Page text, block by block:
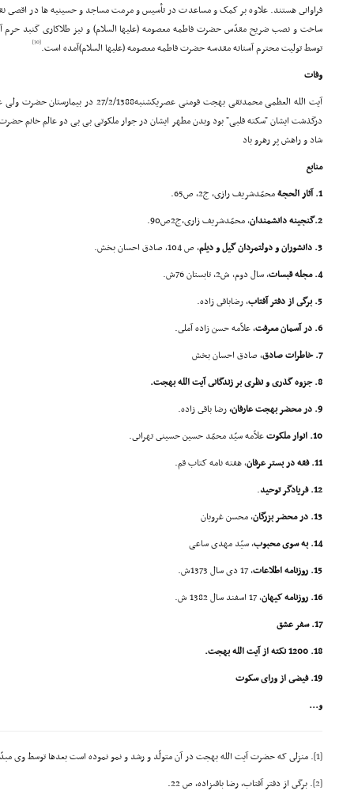
فراوانى هستند. علاوه بر کمک و مساعدت در تأسیس و مرمت مساجد و حسینیه ها در اقصى
ساخت و نصب ضریح مقدّس حضرت فاطمه معصومه (علیها السلام) و نیز طلاکارى گنبد حرم
توسط تولیت محترم آستانه مقدسه حضرت فاطمه معصومه (علیها السلام)آمده است.[30]
وفات
آیت الله العظمی محمدتقی بهجت فومنی
درگذشت ایشان "سکته قلبی" بود وبدن مطهر ایشان در جوار ملکوتی بی بی دو عالم خانم
شاد و راهش پر رهرو باد
منابع
1. آثار الحجة
محمّدشریف رازى، ج2، ص65.
2.گنجینه دانشمندان
، محمّدشریف زارى،ج2ص90.
3. دانشوران و دولتمردان گیل و دیلم
، ص 104، صادق احسان بخش.
4. مجله قبسات
، سال دوم، ش2، تابستان 76ش.
5. برگى از دفتر آفتاب
، رضاباقى زاده.
6. در آسمان معرفت
، علاّمه حسن زاده آملى.
7. خاطرات صادق
، صادق احسان بخش
8. جزوه گذرى و نظرى بر زندگانى آیت الله بهجت.
9. در محضر بهجت عارفان،
رضا باقى زاده.
10. انوار ملکوت
علاّمه سیّد محمّد حسین حسینى تهرانى.
11. فقه در بستر عرفان
، هفته نامه کتاب قم.
12. فریادگر توحید
.
13. در محضر بزرگان
، محسن غرویان
14. به سوى محبوب، سیّد مهدى ساعی
15. روزنامه اطلاعات
، 17 دى سال 1373ش.
16. روزنامه کیهان
، 17 اسفند سال 1382 ش.
17. سفر عشق
18. 1200 نکته از آیت الله بهجت.
19. فیضى از وراى سکوت
و...
[1] . منزلى که حضرت آیت الله بهجت در آن متولّد و رشد و نمو نموده است بعدها توسط وى
[2] . برگى از دفتر آفتاب، رضا باقىزاده، ص 22.